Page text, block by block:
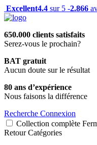
Excellent4.4 sur 5 -2.866
650.000 clients satisfaits
Serez-vous le prochain?
BAT gratuit
Aucun doute sur le résultat
80 ans d’expérience
Nous faisons la différence
Recherche Connexion
Collection complète
Retour Catégories